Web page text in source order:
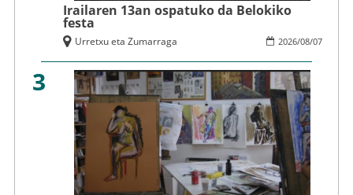
Irailaren 13an ospatuko da Belokiko
festa
2026/08/07
Urretxu eta Zumarraga
3